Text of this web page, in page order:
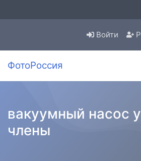
Войти
ФотоРоссия
вакуумный насос
члены